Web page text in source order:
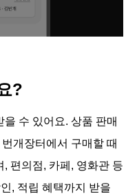
?
수 있어요. 상품 판매
개장터에서 구매할 때
편의점, 카페, 영화관 등
, 적립 혜택까지 받을